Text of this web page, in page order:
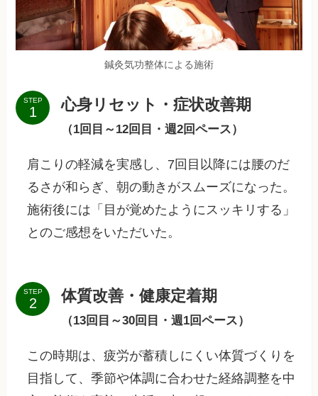
鍼灸気功整体による施術
STEP 心身リセット・症状改善期
（1回目～12回目・週2回ペース）
肩こりの軽減を実感し、7回目以降には腰のだ
るさが和らぎ、朝の動きがスムーズになった。
施術後には「目が覚めたようにスッキリする」
とのご感想をいただいた。
STEP 体質改善・健康定着期
（13回目～30回目・週1回ペース）
この時期は、疲労が蓄積しにくい体質づくりを
目指して、季節や体調に合わせた経絡調整を中